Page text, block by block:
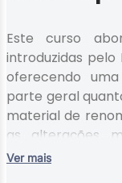
Este curso
introduzidas pelo
oferecendo
parte geral
material de
as alterações
fundamentos do
Ver mais